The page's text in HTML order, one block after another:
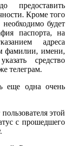
предоставить
Кроме того
будет
паспорта, на
адреса
фамилии, имени,
средство
телеграм.
еще одна очень
этой
с прошедшего